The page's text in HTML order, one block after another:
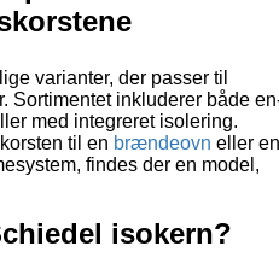
varianter, der passer til
Sortimentet inkluderer både
med integreret isolering.
til en brændeovn eller
findes der en model,
isokern?